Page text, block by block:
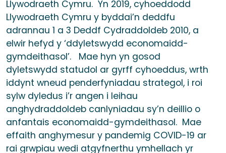
Llywodraeth Cymru. Yn 2019, cyhoeddodd
Llywodraeth Cymru y byddai’n deddfu
adrannau 1 a 3 Deddf Cydraddoldeb 2010, a
elwir hefyd y ‘ddyletswydd economaidd-
gymdeithasol’. Mae hyn yn gosod
dyletswydd statudol ar gyrff cyhoeddus, wrth
iddynt wneud penderfyniadau strategol, i roi
sylw dyledus i’r angen i leihau
anghydraddoldeb canlyniadau sy’n deillio o
anfantais economaidd-gymdeithasol. Mae
effaith anghymesur y pandemig COVID-19 ar
rai grwpiau wedi atgyfnerthu ymhellach yr